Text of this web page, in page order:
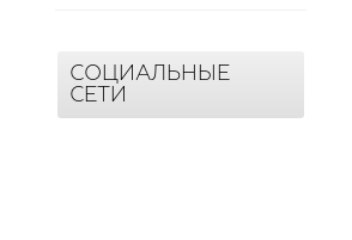
СОЦИАЛЬНЫЕ
СЕТИ